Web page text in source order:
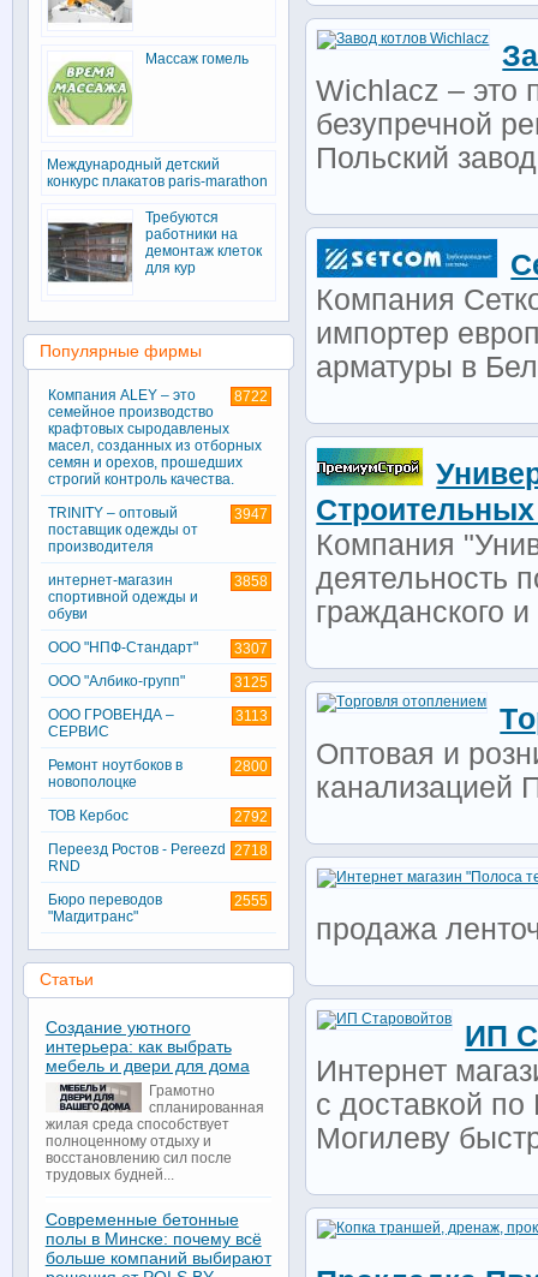
Wichlacz – это
безупречной
Польский
Компания
импортер
арматуры в
Компания
деятельность
гражданского
Оптовая и
канализацией
продажa
ИП
Интернет
с доставкой
Могилеву
Массаж гомель
Международный детский
конкурс плакатов paris-marathon
Требуются
работники на
демонтаж клеток
для кур
Популярные фирмы
8722
Компания ALEY – это
семейное производство
крафтовых сыродавленых
масел, созданных из отборных
семян и орехов, прошедших
строгий контроль качества.
3947
TRINITY – оптовый
поставщик одежды от
производителя
3858
интернет-магазин
спортивной одежды и
обуви
3307
ООО "НПФ-Стандарт"
3125
ООО "Албико-групп"
3113
ООО ГРОВЕНДА –
СЕРВИС
2800
Ремонт ноутбоков в
новополоцке
2792
ТОВ Кербос
2718
Переезд Ростов - Pereezd
RND
2555
Бюро переводов
"Магдитранс"
Статьи
Создание уютного
интерьера: как выбрать
мебель и двери для дома
Грамотно
спланированная
жилая среда способствует
полноценному отдыху и
восстановлению сил после
трудовых будней...
Современные бетонные
полы в Минске: почему всё
больше компаний выбирают